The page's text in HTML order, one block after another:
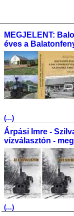
MEGJELENT:
éves a
(...)
Árpási Imre -
vízválasztón -
(...)